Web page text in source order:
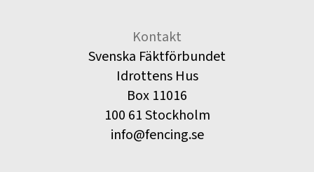
Kontakt
Svenska Fäktförbundet
Idrottens Hus
Box 11016
100 61 Stockholm
info@fencing.se